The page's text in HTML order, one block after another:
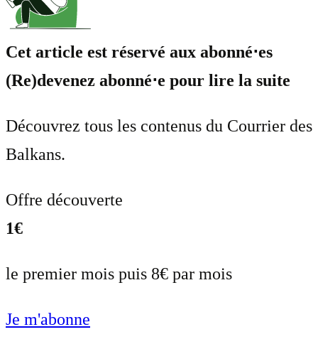
Cet article est réservé aux abonné⋅es
(Re)devenez abonné⋅e pour lire la suite
Découvrez tous les contenus du Courrier des
Balkans.
Offre découverte
1€
le premier mois puis 8€ par mois
Je m'abonne